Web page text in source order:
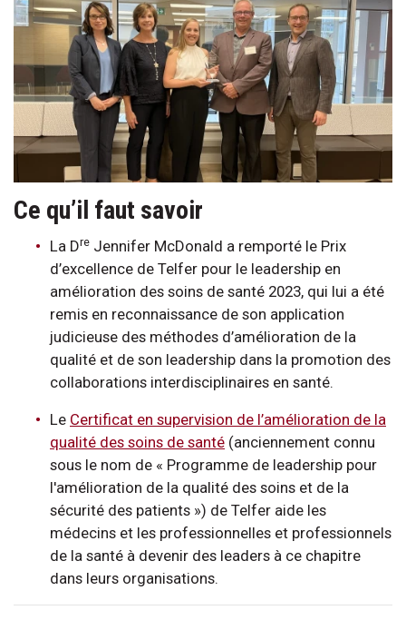
Ce qu’il faut savoir
La Dre Jennifer McDonald a remporté le Prix
d’excellence de Telfer pour le leadership en
amélioration des soins de santé 2023, qui lui a été
remis en reconnaissance de son application
judicieuse des méthodes d’amélioration de la
qualité et de son leadership dans la promotion des
collaborations interdisciplinaires en santé.
Le Certificat en supervision de l’amélioration de la
qualité des soins de santé (anciennement connu
sous le nom de « Programme de leadership pour
l'amélioration de la qualité des soins et de la
sécurité des patients ») de Telfer aide les
médecins et les professionnelles et professionnels
de la santé à devenir des leaders à ce chapitre
dans leurs organisations.